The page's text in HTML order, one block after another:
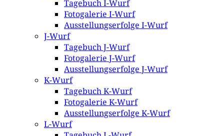
Tagebuch I-Wurf
Fotogalerie I-Wurf
Ausstellungserfolge I-Wurf
J-Wurf
Tagebuch J-Wurf
Fotogalerie J-Wurf
Ausstellungserfolge J-Wurf
K-Wurf
Tagebuch K-Wurf
Fotogalerie K-Wurf
Ausstellungserfolge K-Wurf
L-Wurf